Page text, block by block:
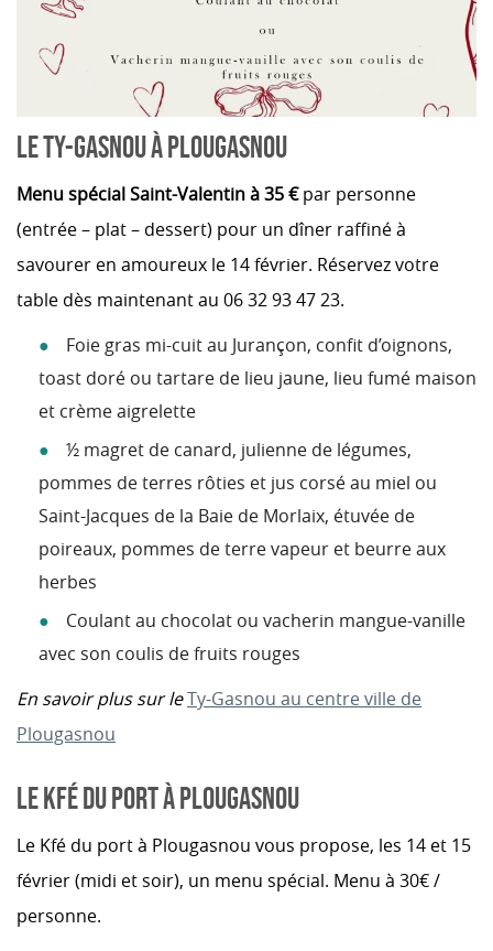
LE TY-GASNOU À PLOUGASNOU
Menu spécial Saint-Valentin à 35 €par personne
(entrée – plat – dessert) pour un dîner raffiné à
savourer en amoureux le 14 février. Réservez votre
table dès maintenant au 06 32 93 47 23.
Foie gras mi-cuit au Jurançon, confit d’oignons,
toast doré ou tartare de lieu jaune, lieu fumé maison
et crème aigrelette
½ magret de canard, julienne de légumes,
pommes de terres rôties et jus corsé au miel ou
Saint-Jacques de la Baie de Morlaix, étuvée de
poireaux, pommes de terre vapeur et beurre aux
herbes
Coulant au chocolat ou vacherin mangue-vanille
avec son coulis de fruits rouges
En savoir plus sur leTy-Gasnou au centre ville de
Plougasnou
LE KFÉ DU PORT À PLOUGASNOU
Le Kfé du port à Plougasnou vous propose, les 14 et 15
février (midi et soir), un menu spécial. Menu à 30€ /
personne.